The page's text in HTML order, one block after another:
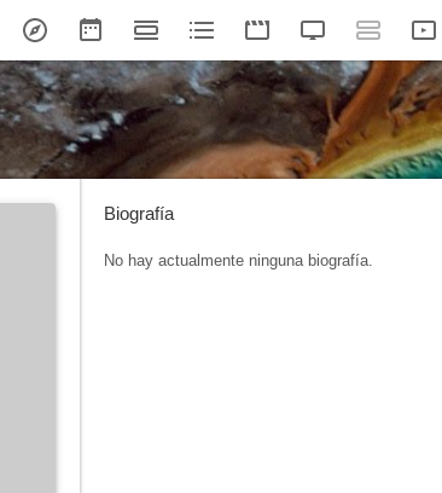
Biografía
No hay actualmente ninguna biografía.